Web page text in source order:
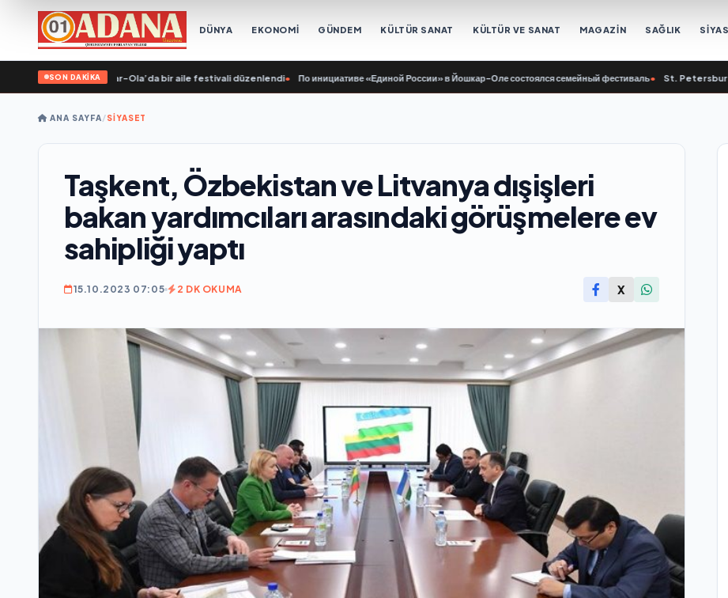
DÜNYA EKONOMİ GÜNDEM KÜLTÜR SANAT KÜLTÜR VE SANAT MAGAZİN SAĞLIK
SON DAKİKA
girişimiyle Yoshkar-Ola’da bir aile festivali düzenlendi• По инициативе «Единой России» в Йошкар-Оле состоялся семейный фестиваль• St. Petersburg’da,
ANA SAYFA/SİYASET
Taşkent, Özbekistan ve Litvanya dışişleri
bakan yardımcıları arasındaki görüşmelere ev
sahipliği yaptı
15.10.2023 07:05 2 DK OKUMA X